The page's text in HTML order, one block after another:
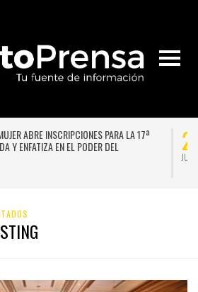
ABRE INSCRIPCIONES PARA LA 17ª
Y ENFATIZA EN EL PODER DEL
JUL